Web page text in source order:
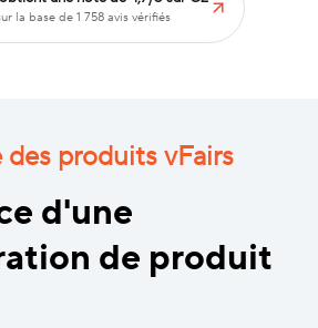
la base de 1 758 avis vérifiés
produits vFairs
d'une
de produit